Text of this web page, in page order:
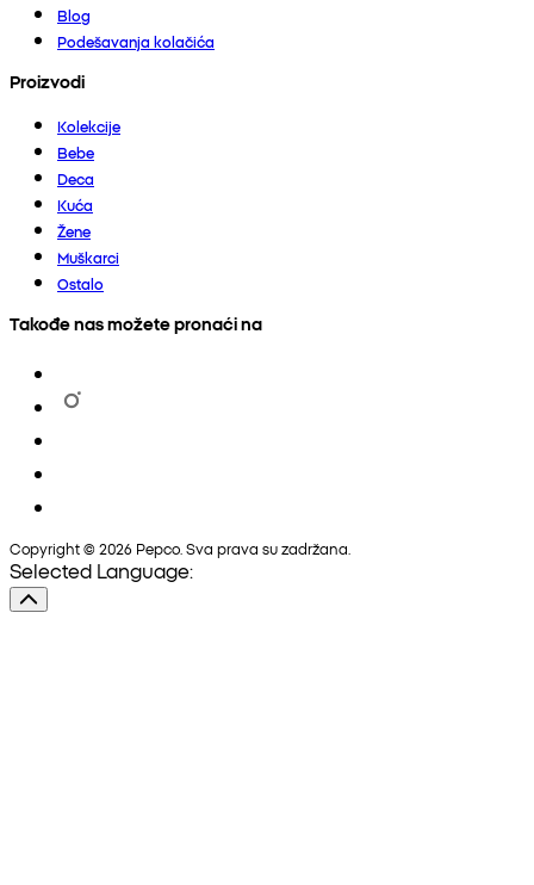
Blog
Podešavanja kolačića
Proizvodi
Kolekcije
Bebe
Deca
Kuća
Žene
Muškarci
Ostalo
Takođe nas možete pronaći na
Copyright © 2026 Pepco. Sva prava su zadržana.
Selected Language: